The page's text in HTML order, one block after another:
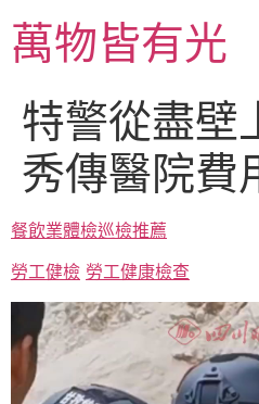
主萬物皆有光
特警從盡壁
秀傳醫院費
餐飲業體檢巡檢推薦
勞工健檢 勞工健康檢查